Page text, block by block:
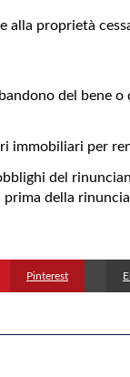
alla proprietà
del bene
immobiliari per
del
prima della
Pinterest